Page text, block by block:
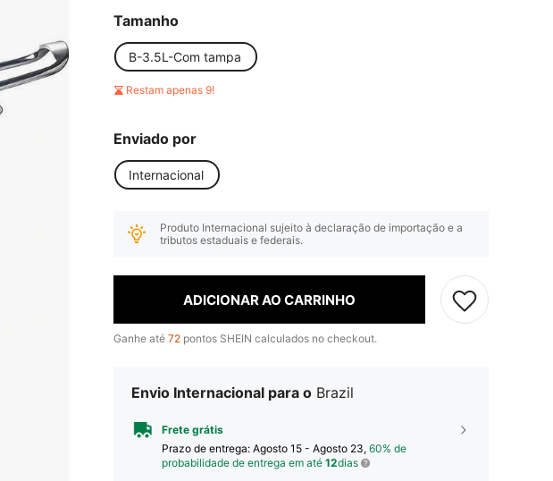
Tamanho
B-3.5L-Com tampa
Restam apenas 9!
Enviado por
Internacional
Produto Internacional sujeito à declaração de importação e a
tributos estaduais e federais.
ADICIONAR AO CARRINHO
Ganhe até 72 pontos SHEIN calculados no checkout.
Envio Internacional para o Brazil
Frete grátis
Prazo de entrega: Agosto 15 - Agosto 23, 60% de
probabilidade de entrega em até 12dias